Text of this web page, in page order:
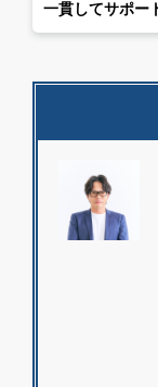
一貫してサポー